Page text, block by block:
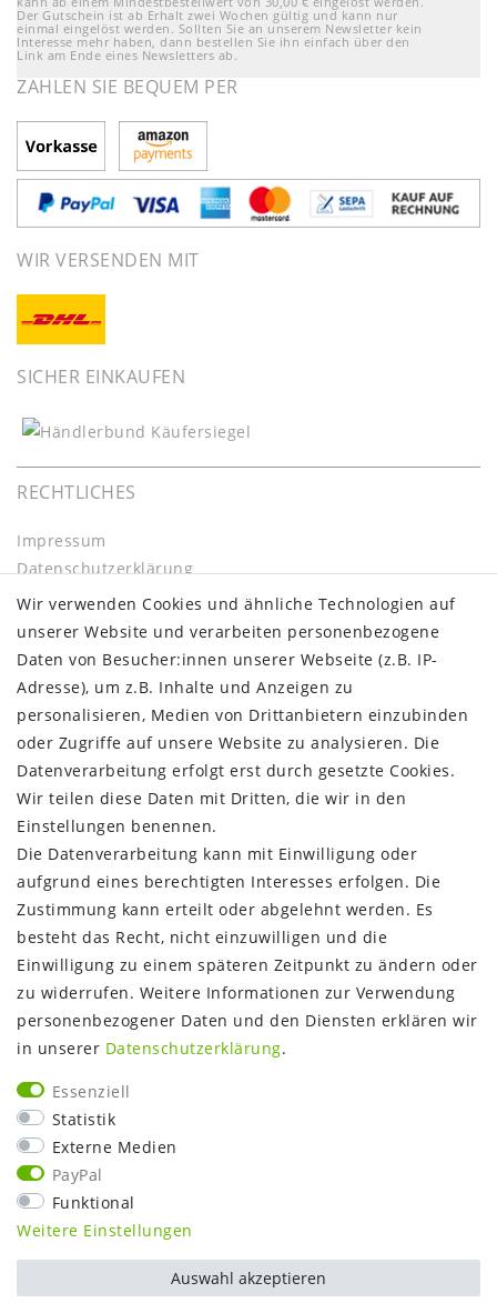
Der Gutschein ist ab Erhalt zwei Wochen gültig und kann nur
einmal eingelöst werden. Sollten Sie an unserem Newsletter kein
Interesse mehr haben, dann bestellen Sie ihn einfach über den
Link am Ende eines Newsletters ab.
ZAHLEN SIE BEQUEM PER
WIR VERSENDEN MIT
SICHER EINKAUFEN
RECHTLICHES
Impressum
Daten­schutz­erklärung
AGB
Barrierefreiheitserklärung
Widerrufs­recht
Kontakt
Vertrag widerrufen
INFORMATIONEN:
Zahlungsinformationen
Versandinformationen
Über uns
Gutschein
NEWS
Google Maps
Kundenbewertungen
Kontakt
Mein Konto
Warenkorb
Kasse
Vorteile
Wir verwenden Cookies und ähnliche Technologien auf
unserer Website und verarbeiten personenbezogene
Daten von Besucher:innen unserer Webseite (z.B. IP-
Adresse), um z.B. Inhalte und Anzeigen zu
personalisieren, Medien von Drittanbietern einzubinden
oder Zugriffe auf unsere Website zu analysieren. Die
Datenverarbeitung erfolgt erst durch gesetzte Cookies.
Wir teilen diese Daten mit Dritten, die wir in den
Einstellungen benennen.
Die Datenverarbeitung kann mit Einwilligung oder
aufgrund eines berechtigten Interesses erfolgen. Die
Zustimmung kann erteilt oder abgelehnt werden. Es
besteht das Recht, nicht einzuwilligen und die
Einwilligung zu einem späteren Zeitpunkt zu ändern oder
zu widerrufen. Weitere Informationen zur Verwendung
personenbezogener Daten und den Diensten erklären wir
in unserer Daten­schutz­erklärung.
Essenziell
Statistik
Externe Medien
PayPal
Funktional
Weitere Einstellungen
Auswahl akzeptieren